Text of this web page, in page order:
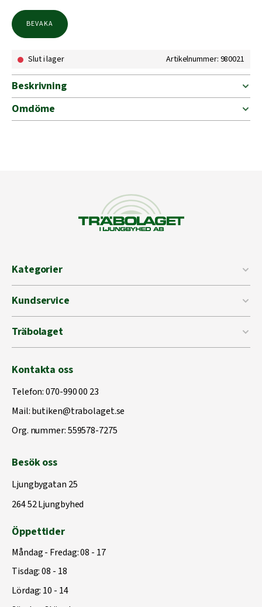
BEVAKA
Slut i lager Artikelnummer: 980021
Beskrivning
Omdöme
Kategorier
Kundservice
Träbolaget
Kontakta oss
Telefon:070-990 00 23
Mail:butiken@trabolaget.se
Org. nummer: 559578-7275
Besök oss
Ljungbygatan 25
264 52 Ljungbyhed
Öppettider
Måndag - Fredag: 08 - 17
Tisdag: 08 - 18
Lördag: 10 - 14